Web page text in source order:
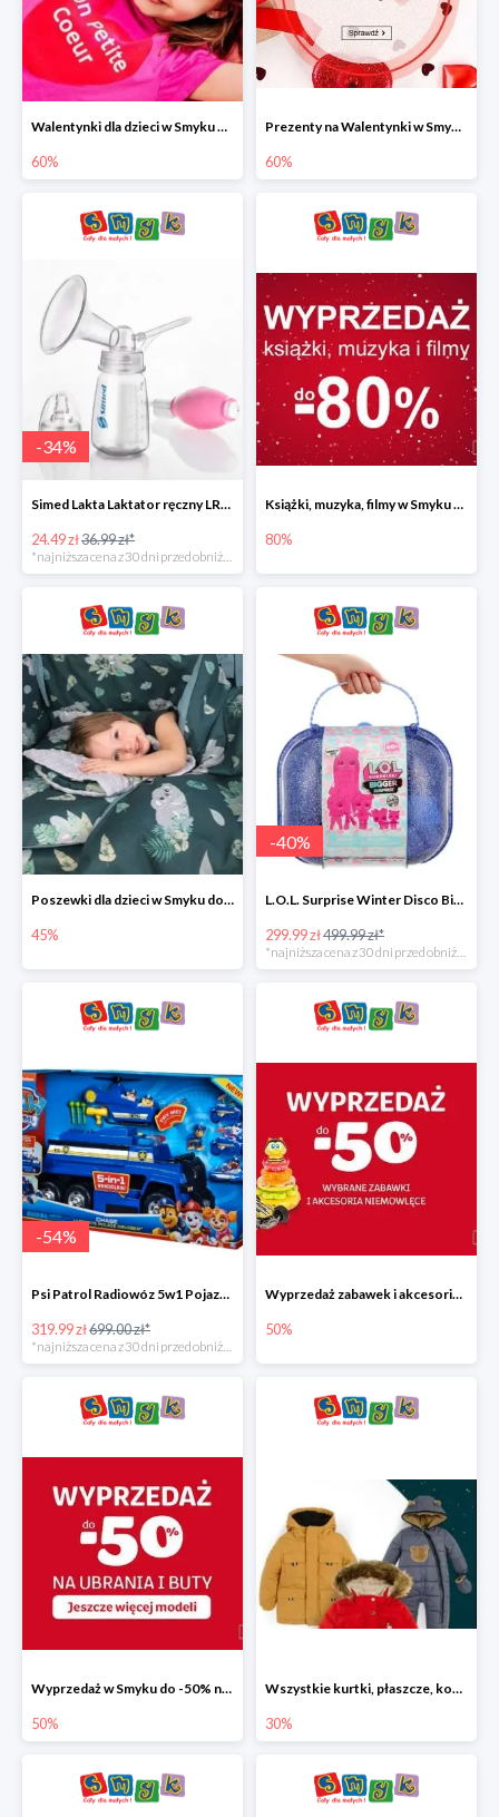
Walentynki dla dzieci w Smyku do -60%
60%
Prezenty na Walentynki w Smyku do -60%
60%
-34%
Simed Lakta Laktator ręczny LR-8 -34%
24.49 zł36.99 zł*
*najniższa cena z 30 dni przed obniżką
Książki, muzyka, filmy w Smyku do -80%
80%
Poszewki dla dzieci w Smyku do -45%
45%
-40%
L.O.L. Surprise Winter Disco Bigger Surprise Zestaw laleczek w walizce -40%
299.99 zł499.99 zł*
-54%
Psi Patrol Radiowóz 5w1 Pojazd ratunkowy z figurką Chase'a
319.99 zł699.00 zł*
Wyprzedaż zabawek i akcesoriów niemowlęcych w Smyku do -50%
50%
Wyprzedaż w Smyku do -50% na ubrania i buty
50%
Wszystkie kurtki, płaszcze, kombinezony i spodnie narciarskie -30%
30%